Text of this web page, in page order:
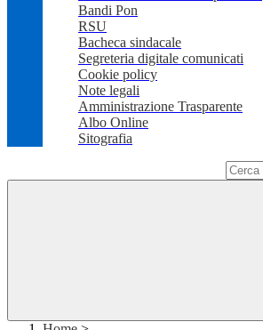
Bandi Pon
RSU
Bacheca sindacale
Segreteria digitale comunicati
Cookie policy
Note legali
Amministrazione Trasparente
Albo Online
Sitografia